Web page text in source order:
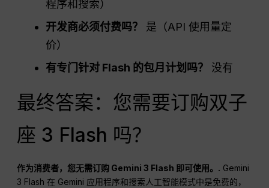
程序和搜索）
开发商必须付费吗？
是（API 使用量定
价）
有专门针对 Flash 的包月计划吗？
没有
最终答案：您需要订购双子
座 3 Flash 吗？
作为消费者，您无需订购 Gemini 3 Flash 即可使用。. Gemini
3 Flash 在 Gemini 应用程序和搜索人工智能模式中是免费的，